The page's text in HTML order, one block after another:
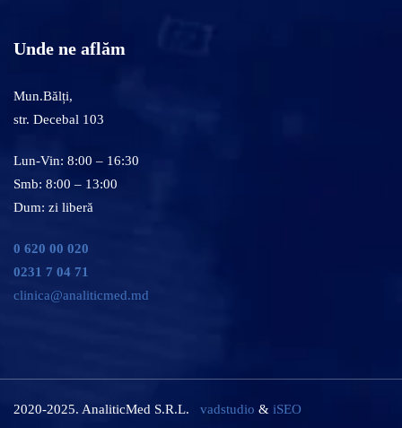
Unde ne aflăm
Mun.Bălți,
str. Decebal 103
Lun-Vin: 8:00 – 16:30
Smb: 8:00 – 13:00
Dum: zi liberă
0 620 00 020
0231 7 04 71
clinica@analiticmed.md
2020-2025. AnaliticMed S.R.L. vadstudio & iSEO